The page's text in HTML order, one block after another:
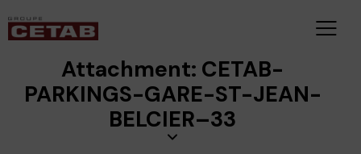
Attachment: CETAB-
PARKINGS-GARE-ST-JEAN-
BELCIER–33